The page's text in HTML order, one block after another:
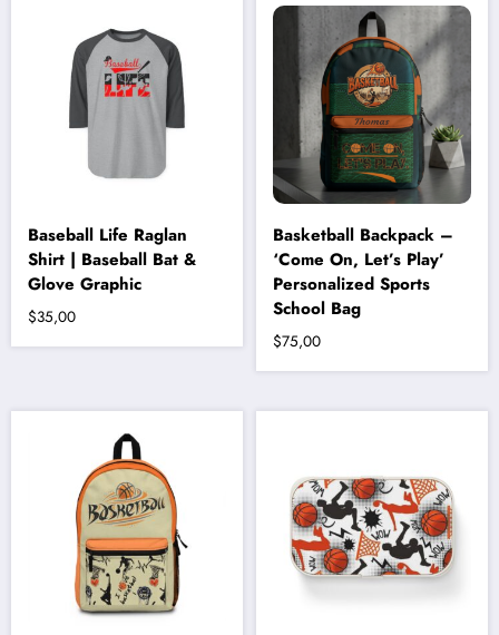
Baseball Life Raglan
Shirt | Baseball Bat &
Glove Graphic
$35,00
Basketball Backpack –
‘Come On, Let’s Play’
Personalized Sports
School Bag
$75,00